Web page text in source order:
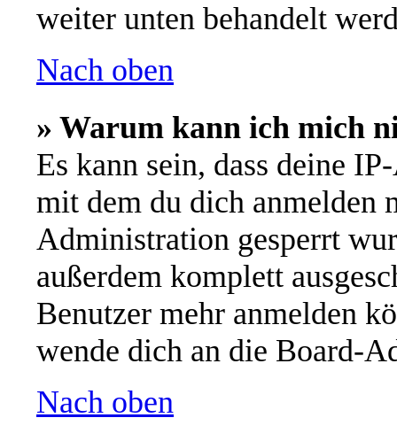
weiter unten behandelt
Nach oben
» Warum kann ich mich
Es kann sein, dass deine
mit dem du dich anmelden
Administration gesperrt
außerdem komplett
Benutzer mehr anmelden
wende dich an die Board-
Nach oben